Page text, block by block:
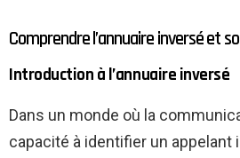
Comprendre l’annuaire inversé et
Introduction à l’annuaire inversé
Dans un monde où la
capacité à identifier un appelant